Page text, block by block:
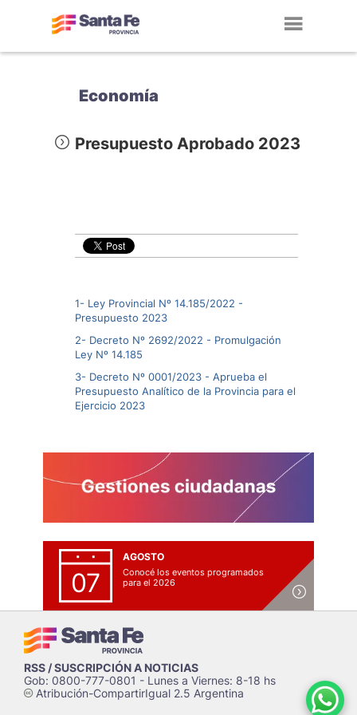
Economía
Presupuesto Aprobado 2023
1- Ley Provincial Nº 14.185/2022 -
Presupuesto 2023
2- Decreto Nº 2692/2022 - Promulgación
Ley Nº 14.185
3- Decreto Nº 0001/2023 - Aprueba el
Presupuesto Analítico de la Provincia para el
Ejercicio 2023
07
AGOSTO
Conocé los eventos programados
para el 2026
RSS / SUSCRIPCIÓN A NOTICIAS
Gob: 0800-777-0801 - Lunes a Viernes: 8-18 hs
cAtribución-CompartirIgual 2.5 Argentina